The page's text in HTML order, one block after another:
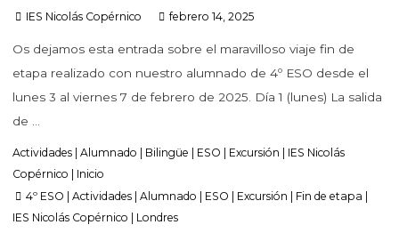
IES Nicolás Copérnico febrero 14, 2025
Os dejamos esta entrada sobre el maravilloso viaje fin de
etapa realizado con nuestro alumnado de 4º ESO desde el
lunes 3 al viernes 7 de febrero de 2025. Día 1 (lunes) La salida
de …
Actividades Alumnado Bilingüe ESO Excursión
IES Nicolás
Copérnico
Inicio
4º ESO |Actividades |Alumnado ESO Excursión Fin de etapa
IES Nicolás Copérnico
Londres